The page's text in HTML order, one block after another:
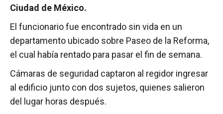
Ciudad de México.
El funcionario fue encontrado sin vida en un
departamento ubicado sobre Paseo de la Reforma,
el cual había rentado para pasar el fin de semana.
Cámaras de seguridad captaron al regidor ingresar
al edificio junto con dos sujetos, quienes salieron
del lugar horas después.